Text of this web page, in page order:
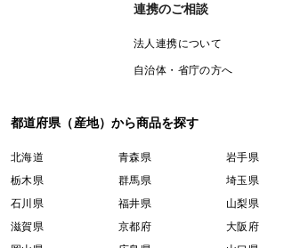
連携のご相談
法人連携について
自治体・省庁の方へ
都道府県（産地）から商品を探す
北海道 青森県 岩手県
栃木県
群馬県 埼玉県
石川県
福井県 山梨県
滋賀県
京都府 大阪府